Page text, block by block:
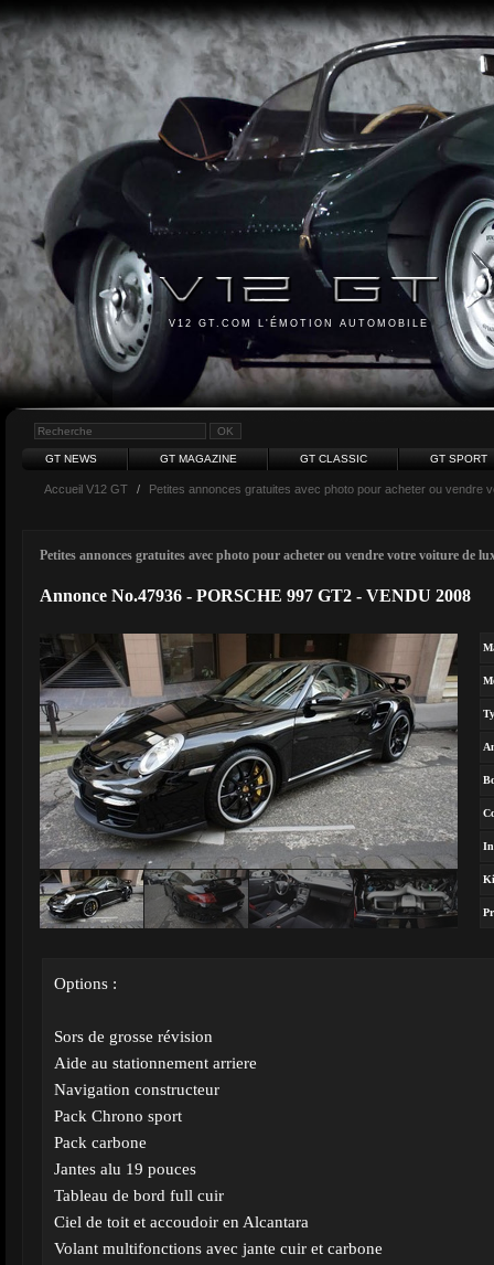
V12 GT.COM L'ÉMOTION AUTOMOBILE
GT NEWS GT MAGAZINE GT CLASSIC GT SPORT
Accueil V12 GT / Petites annonces gratuites avec photo pour acheter ou vendre
Petites annonces gratuites avec photo pour acheter ou vendre votre voiture de
Annonce No.47936 - PORSCHE 997 GT2 - VENDU 2008
Options :
Sors de grosse révision
Aide au stationnement arriere
Navigation constructeur
Pack Chrono sport
Pack carbone
Jantes alu 19 pouces
Tableau de bord full cuir
Ciel de toit et accoudoir en Alcantara
Volant multifonctions avec jante cuir et carbone